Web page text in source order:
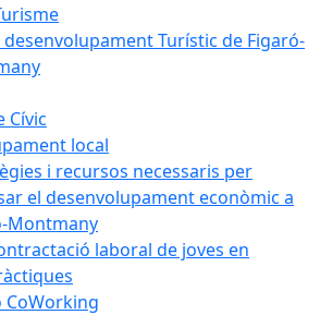
desenvolupament Turístic de Figaró-
Cívic
local
i recursos necessaris per
el desenvolupament econòmic a
Montmany
laboral de joves en
CoWorking